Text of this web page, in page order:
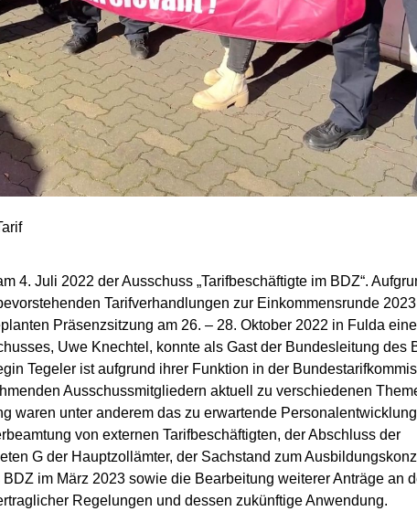
4. Juli 2022 der Ausschuss „Tarifbeschäftigte im BDZ“.
Tarifverhandlungen zur Einkommensrunde
Präsenzsitzung am 26. – 28. Oktober 2022 in Fulda
Uwe Knechtel, konnte als Gast der Bundesleitung des
Tegeler ist aufgrund ihrer Funktion in der
Ausschussmitgliedern aktuell zu verschiedenen
waren unter anderem das zu erwartende
von externen Tarifbeschäftigten, der Abschluss der
G der Hauptzollämter, der Sachstand zum
im März 2023 sowie die Bearbeitung weiterer Anträge an
Regelungen und dessen zukünftige Anwendung.